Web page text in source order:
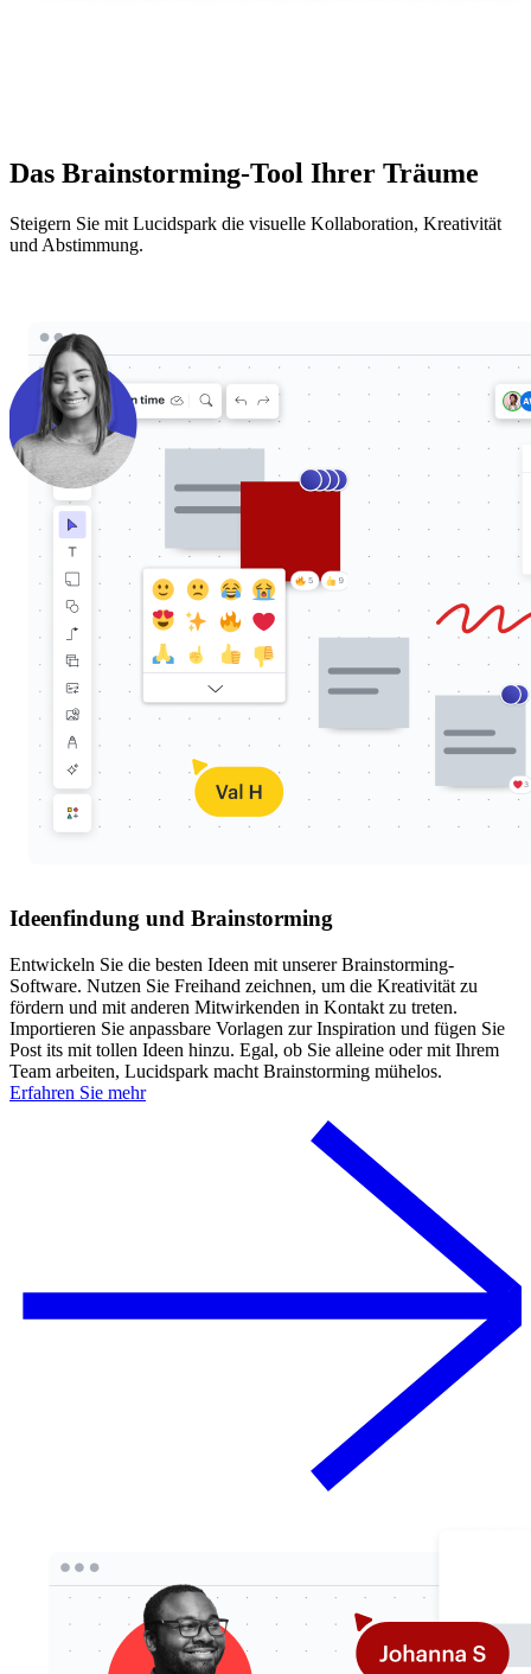
Das Brainstorming-Tool Ihrer Träume
Steigern Sie mit Lucidspark die visuelle Kollaboration, Kreativität
und Abstimmung.
Ideenfindung und Brainstorming
Entwickeln Sie die besten Ideen mit unserer Brainstorming-
Software. Nutzen Sie Freihand zeichnen, um die Kreativität zu
fördern und mit anderen Mitwirkenden in Kontakt zu treten.
Importieren Sie anpassbare Vorlagen zur Inspiration und fügen Sie
Post its mit tollen Ideen hinzu. Egal, ob Sie alleine oder mit Ihrem
Team arbeiten, Lucidspark macht Brainstorming mühelos.
Erfahren Sie mehr